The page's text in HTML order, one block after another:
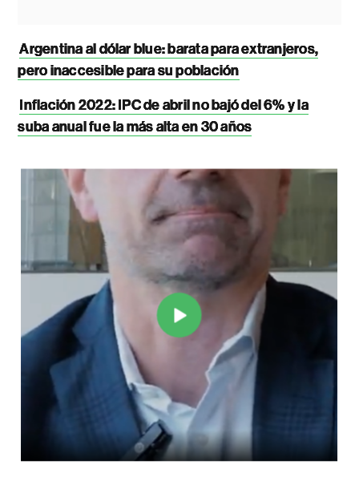
Argentina al dólar blue: barata para extranjeros,
pero inaccesible para su población
Inflación 2022: IPC de abril no bajó del 6% y la
suba anual fue la más alta en 30 años